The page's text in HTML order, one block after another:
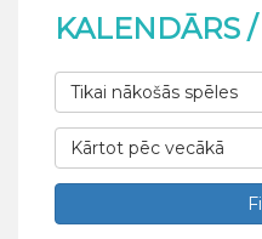
KALENDĀRS
Tikai nākošās spēles
Kārtot pēc vecākā